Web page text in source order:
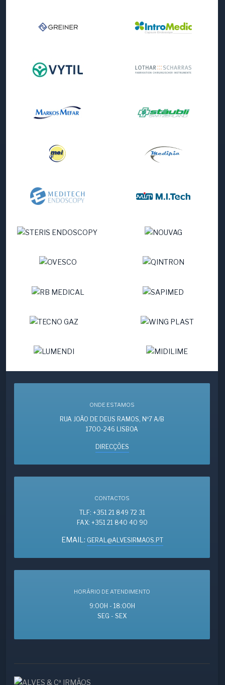
ONDE ESTAMOS
RUA JOÃO DE DEUS RAMOS, Nº7 A/B
1700-246 LISBOA
DIRECÇÕES
CONTACTOS
TLF: +351 21 849 72 31
FAX: +351 21 840 40 90
EMAIL: GERAL@ALVESIRMAOS.PT
HORÁRIO DE ATENDIMENTO
9:00H - 18:00H
SEG - SEX